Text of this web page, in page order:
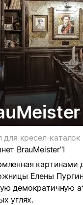
для кресел-каталок
BrauMeister"!
картинами
Елены
демократичную
углях.